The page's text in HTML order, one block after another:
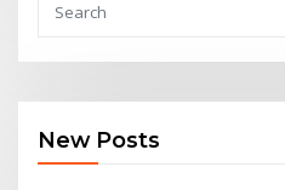
New Posts